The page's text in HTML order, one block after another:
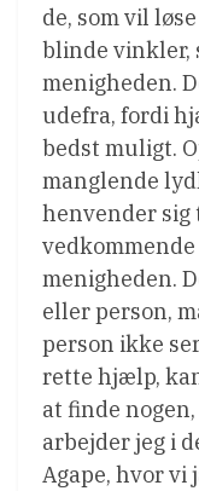
de, som vil
blinde vinkler,
menigheden.
udefra, fordi
bedst muligt.
manglende
henvender sig
menigheden.
eller person,
person ikke
rette hjælp,
at finde
arbejder jeg i
Agape, hvor